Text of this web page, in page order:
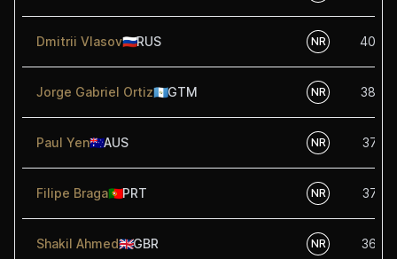
Dmitrii Vlasov🇷🇺RUS NR 40.00
Jorge Gabriel Ortiz🇬🇹GTM NR 38.64
Paul Yen🇦🇺AUS NR 37.50
Filipe Braga🇵🇹PRT NR 37.50
Shakil Ahmed🇬🇧GBR NR 36.25